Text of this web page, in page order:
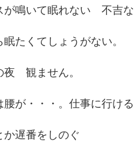
が鳴いて眠れない 不吉
眠たくてしょうがない。
夜 観ません。
腰が・・・。仕事に行ける
か遅番をしのぐ